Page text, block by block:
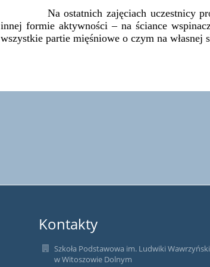
Na ostatnich zajęciach uczestnicy
innej formie aktywności – na ściance
wszystkie partie mięśniowe o czym na własnej
Kontakty
Szkoła Podstawowa im. Ludwiki
w Witoszowie Dolnym